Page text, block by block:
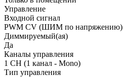
Управление
Входной сигнал
PWM СV (ШИМ по напряжению)
Диммируемый(ая)
Да
Каналы управления
1 CH (1 канал - Mono)
Тип управления